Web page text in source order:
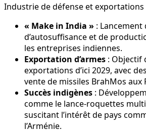
Industrie de défense et exportations
« Make in India » : Lancement
d’autosuffisance et de
les entreprises indiennes.
Exportation d’armes : Objectif
exportations d’ici 2029, avec
vente de missiles BrahMos aux
Succès indigènes :
comme le lance-roquettes
suscitant l’intérêt de pays
l’Arménie.